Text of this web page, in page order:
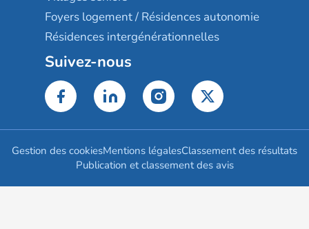
Foyers logement / Résidences autonomie
Résidences intergénérationnelles
Suivez-nous
Gestion des cookiesMentions légalesClassement des résultats
Publication et classement des avis